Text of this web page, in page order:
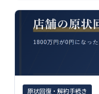
原状回復・解約手続き